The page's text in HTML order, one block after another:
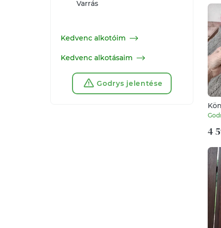
Varrás
Kedvenc alkotóim
Kedvenc alkotásaim
Godrys jelentése
4